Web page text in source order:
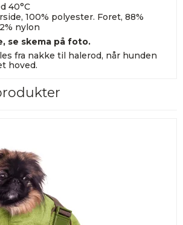
40°C
100% polyester. Foret, 88%
nylon
se skema på foto.
fra nakke til halerod, når hunden
hoved.